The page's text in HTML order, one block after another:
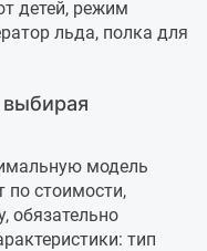
детей, режим
льда, полка для
модель
по стоимости,
обязательно
тип